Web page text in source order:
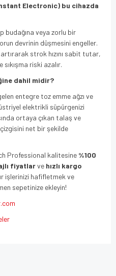
Electronic) bu cihazda
veya zorlu bir
devrinin düşmesini engeller.
strok hızını sabit tutar,
riski azalır.
dahil midir?
entegre toz emme ağzı ve
elektrikli süpürgenizi
ortaya çıkan talaş ve
net bir şekilde
Professional kalitesine %100
fiyatlarve hızlı kargo
işlerinizi hafifletmek ve
sepetinize ekleyin!